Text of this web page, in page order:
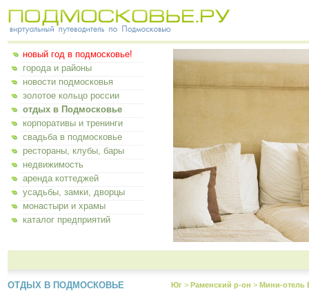
новый год в подмосковье!
города и районы
новости подмосковья
золотое кольцо россии
отдых в Подмосковье
корпоративы и тренинги
свадьба в подмосковье
рестораны, клубы, бары
недвижимость
аренда коттеджей
усадьбы, замки, дворцы
монастыри и храмы
каталог предприятий
ОТДЫХ В ПОДМОСКОВЬЕ Юг > Раменский р-он > Мини-отель